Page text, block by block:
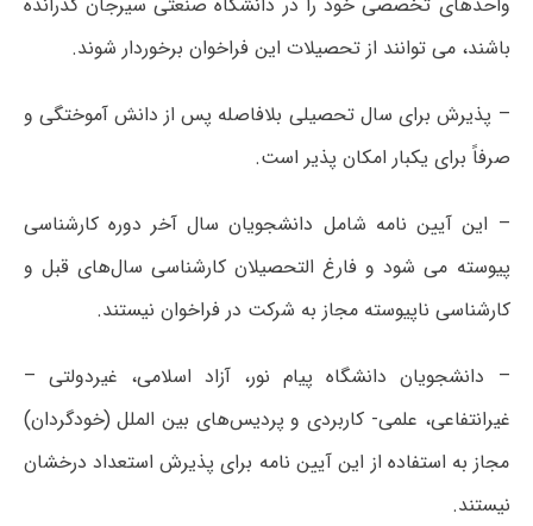
باشند، می توانند از تحصیلات این فراخوان برخوردار شوند.
– پذیرش برای سال تحصیلی بلافاصله پس از دانش آموختگی و
صرفاً برای یکبار امکان پذیر است.
– این آیین نامه شامل دانشجویان سال آخر دوره کارشناسی
پیوسته می شود و فارغ التحصیلان کارشناسی سال‌های قبل و
کارشناسی ناپیوسته مجاز به شرکت در فراخوان نیستند.
– دانشجویان دانشگاه پیام نور، آزاد اسلامی، غیردولتی –
غیرانتفاعی، علمی- کاربردی و پردیس‌های بین الملل (خودگردان)
مجاز به استفاده از این آیین نامه برای پذیرش استعداد درخشان
نیستند.